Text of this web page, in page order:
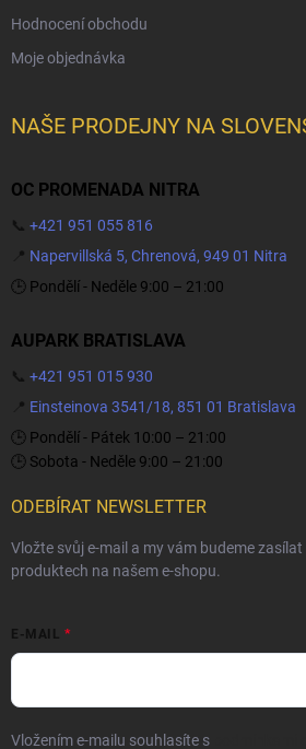
Hodnocení obchodu
Moje objednávka
NAŠE PRODEJNY NA
OC PROMENADA NITRA
📞 +421 951 055 816
📍 Napervillská 5, Chrenová, 949 01 Nitra
🕒 Pondělí - Neděle 9:00 – 21:00
AUPARK BRATISLAVA
📞 +421 951 015 930
📍 Einsteinova 3541/18, 851 01 Bratislava
🕒 Pondělí - Pátek 10:00 – 21:00
🕒 Sobota - Neděle 9:00 – 21:00
ODEBÍRAT NEWSLETTER
Vložte svůj e-mail a my vám budeme
produktech na našem e-shopu.
E-MAIL
Vložením e-mailu souhlasíte s